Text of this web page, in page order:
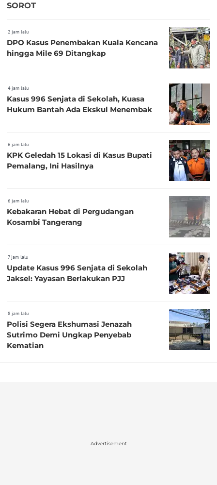
SOROT
2 jam lalu
DPO Kasus Penembakan Kuala Kencana
hingga Mile 69 Ditangkap
4 jam lalu
Kasus 996 Senjata di Sekolah, Kuasa
Hukum Bantah Ada Ekskul Menembak
6 jam lalu
KPK Geledah 15 Lokasi di Kasus Bupati
Pemalang, Ini Hasilnya
6 jam lalu
Kebakaran Hebat di Pergudangan
Kosambi Tangerang
7 jam lalu
Update Kasus 996 Senjata di Sekolah
Jaksel: Yayasan Berlakukan PJJ
8 jam lalu
Polisi Segera Ekshumasi Jenazah
Sutrimo Demi Ungkap Penyebab
Kematian
Advertisement